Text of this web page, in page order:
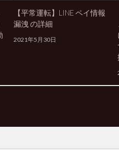
【平常運転】LINE ペイ情報
漏洩 の詳細
2021年5月30日